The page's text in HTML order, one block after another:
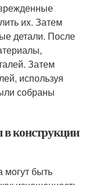
их. Затем
детали. После
Затем
используя
собраны
в конструкции
могут быть